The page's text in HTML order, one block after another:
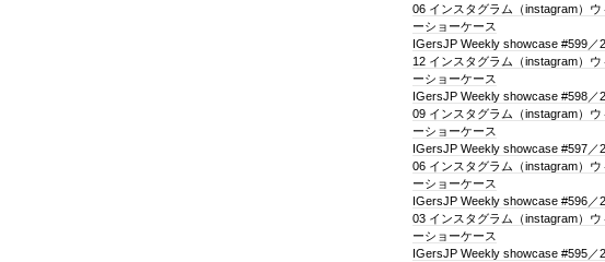
06 インスタグラム（instagram）ウ
ーショーケース
IGersJP Weekly showcase #599／
12 インスタグラム（instagram）ウ
ーショーケース
IGersJP Weekly showcase #598／
09 インスタグラム（instagram）ウ
ーショーケース
IGersJP Weekly showcase #597／
06 インスタグラム（instagram）ウ
ーショーケース
IGersJP Weekly showcase #596／
03 インスタグラム（instagram）ウ
ーショーケース
IGersJP Weekly showcase #595／